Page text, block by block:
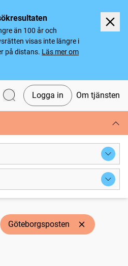
än 100 år och
visas inte längre i
på distans. Läs mer om
Logga in Om tjänsten
Göteborgsposten